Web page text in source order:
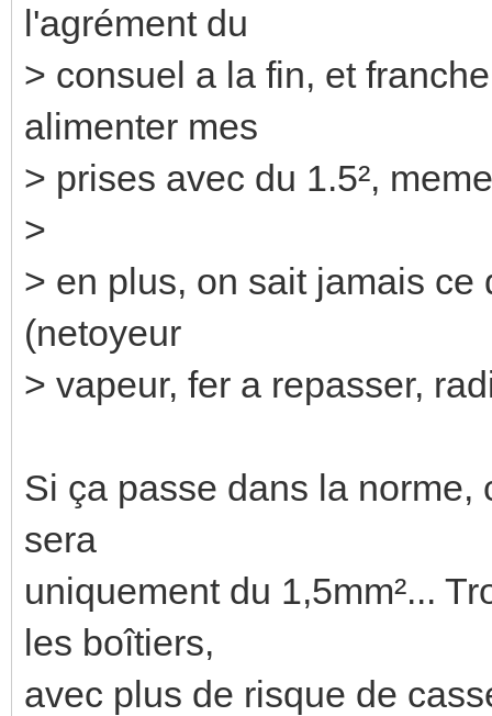
l'agrément du
> consuel a la fin, et
alimenter mes
> prises avec du 1.5²,
>
> en plus, on sait jamais
(netoyeur
> vapeur, fer a repasser,
Si ça passe dans la norme,
sera
uniquement du 1,5mm²...
les boîtiers,
avec plus de risque de